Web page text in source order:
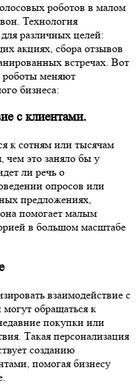
роботов в малом
Технология
различных целей:
акциях, сбора отзывов
встречах. Вот
роботы меняют
бизнеса:
с клиентами.
к сотням или тысячам
чем это заняло бы у
ли речь о
опросов или
предложениях,
помогает малым
в большом масштабе
взаимодействие с
обращаться к
покупки или
Такая персонализация
созданию
помогая бизнесу